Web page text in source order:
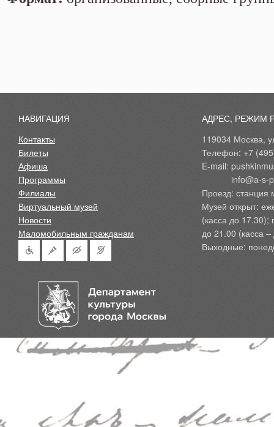
НАВИГАЦИЯ
Контакты
Билеты
Афиша
Программы
Филиалы
Виртуальный музей
Новости
Маломобильным гражданам
АДРЕС, РЕЖИМ
119034 Москва,
Телефон: +7
E-mail:
Проезд: станция
Музей открыт:
(касса до 17.30);
до 21.00 (касса
Выходные: